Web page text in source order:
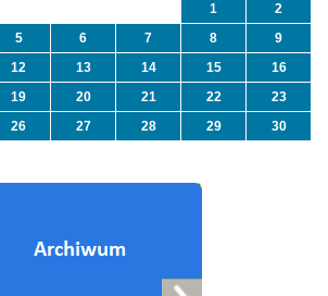
1
2
5 6 7 8
9
12 13 14 15
16
19 20 21 22
23
26 27 28 29
30